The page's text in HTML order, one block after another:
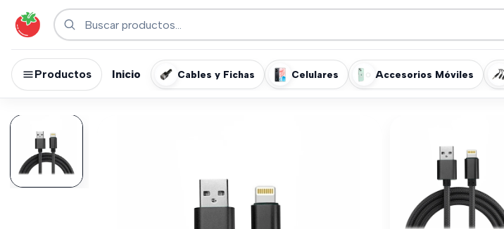
Productos Inicio Cables y Fichas Celulares Accesorios Móviles